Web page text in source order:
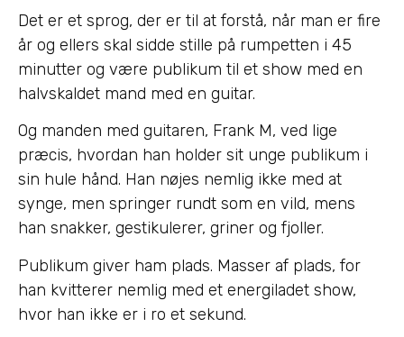
Det er et sprog, der er til at forstå, når man er fire
år og ellers skal sidde stille på rumpetten i 45
minutter og være publikum til et show med en
halvskaldet mand med en guitar.
Og manden med guitaren, Frank M, ved lige
præcis, hvordan han holder sit unge publikum i
sin hule hånd. Han nøjes nemlig ikke med at
synge, men springer rundt som en vild, mens
han snakker, gestikulerer, griner og fjoller.
Publikum giver ham plads. Masser af plads, for
han kvitterer nemlig med et energiladet show,
hvor han ikke er i ro et sekund.